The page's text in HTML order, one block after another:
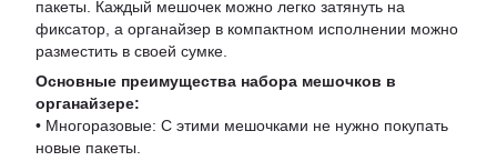
пакеты. Каждый мешочек можно легко затянуть на
фиксатор, а органайзер в компактном исполнении можно
разместить в своей сумке.
Основные преимущества набора мешочков в
органайзере:
• Многоразовые: С этими мешочками не нужно покупать
новые пакеты.